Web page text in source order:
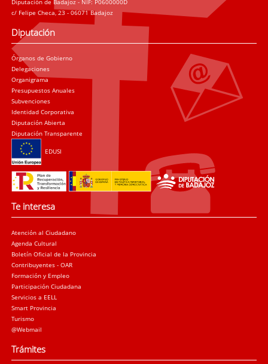
c/ Felipe Checa, 23 - 06071 Badajoz
Diputación
Órganos de Gobierno
Delegaciones
Organigrama
Presupuestos Anuales
Subvenciones
Identidad Corporativa
Diputación Abierta
Diputación Transparente
EDUSI
Te interesa
Atención al Ciudadano
Agenda Cultural
Boletín Oficial de la Provincia
Contribuyentes - OAR
Formación y Empleo
Participación Ciudadana
Servicios a EELL
Smart Provincia
Turismo
@Webmail
Trámites